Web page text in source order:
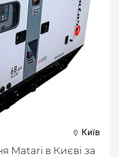
Київ
Matari в Києві за